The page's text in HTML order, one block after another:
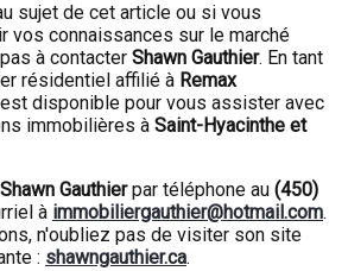
sujet de cet article ou si vous
vos connaissances sur le marché
à contacter Shawn Gauthier. En tant
résidentiel affilié à Remax
est disponible pour vous assister avec
immobilières à Saint-Hyacinthe et
Shawn Gauthierpar téléphone au (450)
à immobiliergauthier@hotmail.com.
n'oubliez pas de visiter son site
: shawngauthier.ca.